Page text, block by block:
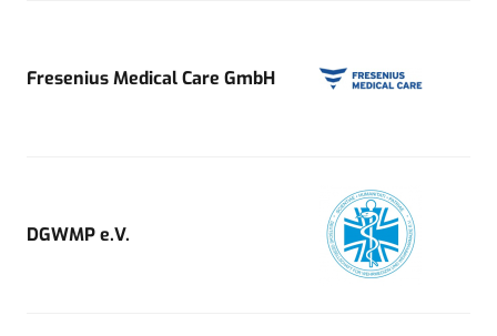
Fresenius Medical Care GmbH
DGWMP e.V.